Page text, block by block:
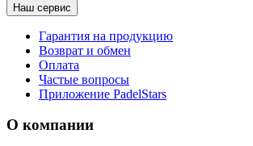
Наш сервис
Гарантия на продукцию
Возврат и обмен
Оплата
Частые вопросы
Приложение PadelStars
О компании